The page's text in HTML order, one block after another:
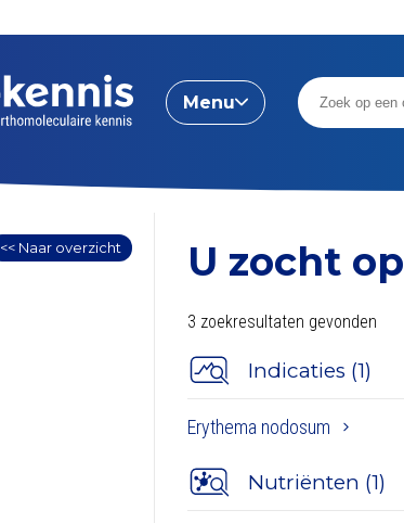
Menu
<< Naar overzicht U zocht op
3 zoekresultaten gevonden
Indicaties (1)
Erythema nodosum
Nutriënten (1)